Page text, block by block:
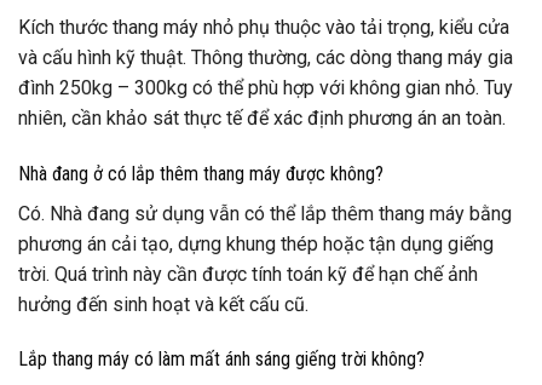
Kích thước thang máy nhỏ phụ thuộc vào tải trọng, kiểu cửa
và cấu hình kỹ thuật. Thông thường, các dòng thang máy gia
đình 250kg – 300kg có thể phù hợp với không gian nhỏ. Tuy
nhiên, cần khảo sát thực tế để xác định phương án an toàn.
Nhà đang ở có lắp thêm thang máy được không?
Có. Nhà đang sử dụng vẫn có thể lắp thêm thang máy bằng
phương án cải tạo, dựng khung thép hoặc tận dụng giếng
trời. Quá trình này cần được tính toán kỹ để hạn chế ảnh
hưởng đến sinh hoạt và kết cấu cũ.
Lắp thang máy có làm mất ánh sáng giếng trời không?